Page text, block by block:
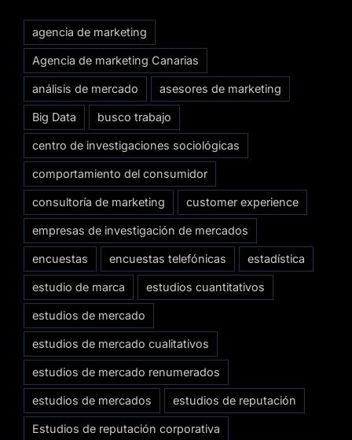
agencia de marketing
Agencia de marketing Canarias
análisis de mercado asesores de marketing
Big Data busco trabajo
centro de investigaciones sociológicas
comportamiento del consumidor
consultoría de marketing customer experience
empresas de investigación de mercados
encuestas encuestas telefónicas estadística
estudio de marca estudios cuantitativos
estudios de mercado
estudios de mercado cualitativos
estudios de mercado renumerados
estudios de mercados estudios de reputación
Estudios de reputación corporativa